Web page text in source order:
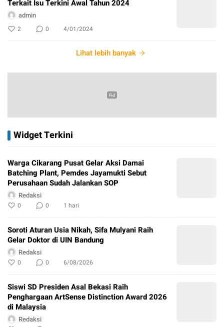
Terkait Isu Terkini Awal Tahun 2024
admin
2 0 4/01/2024
Lihat lebih banyak
Widget Terkini
Warga Cikarang Pusat Gelar Aksi Damai
Batching Plant, Pemdes Jayamukti Sebut
Perusahaan Sudah Jalankan SOP
Redaksi
0 0 1 hari
Soroti Aturan Usia Nikah, Sifa Mulyani Raih
Gelar Doktor di UIN Bandung
Redaksi
0 0 6/08/2026
Siswi SD Presiden Asal Bekasi Raih
Penghargaan ArtSense Distinction Award 2026
di Malaysia
Redaksi